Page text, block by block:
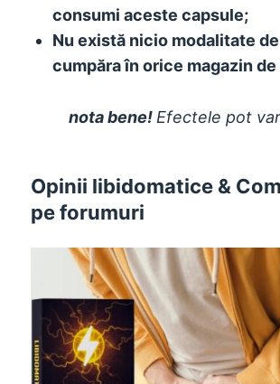
consumi aceste capsule;
Nu există nicio modalitate de
cumpăra în orice magazin
nota bene! Efectele pot
Opinii libidomatice &
pe forumuri